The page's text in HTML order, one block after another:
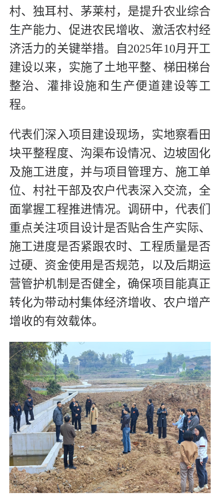
村、独耳村、茅莱村，是提升农业综合
生产能力、促进农民增收、激活农村经
济活力的关键举措。自2025年10月开工
建设以来，实施了土地平整、梯田梯台
整治、灌排设施和生产便道建设等工
程。
代表们深入项目建设现场，实地察看田
块平整程度、沟渠布设情况、边坡固化
及施工进度，并与项目管理方、施工单
位、村社干部及农户代表深入交流，全
面掌握工程推进情况。调研中，代表们
重点关注项目设计是否贴合生产实际、
施工进度是否紧跟农时、工程质量是否
过硬、资金使用是否规范，以及后期运
营管护机制是否健全，确保项目能真正
转化为带动村集体经济增收、农户增产
增收的有效载体。